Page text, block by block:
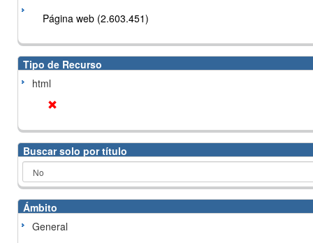
Página web (2.603.451)
Tipo de Recurso
html
Buscar solo por título
Ámbito
General